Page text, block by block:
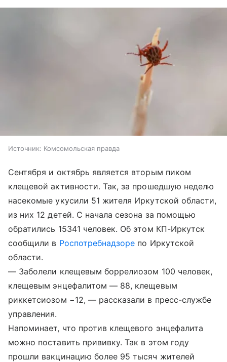
Источник: Комсомольская правда
Сентября и октябрь является вторым пиком
клещевой активности. Так, за прошедшую неделю
насекомые укусили 51 жителя Иркутской области,
из них 12 детей. С начала сезона за помощью
обратились 15341 человек. Об этом КП-Иркутск
сообщили в Роспотребнадзоре по Иркутской
области.
— Заболели клещевым боррелиозом 100 человек,
клещевым энцефалитом — 88, клещевым
риккетсиозом −12, — рассказали в пресс-службе
управления.
Напоминает, что против клещевого энцефалита
можно поставить прививку. Так в этом году
прошли вакцинацию более 95 тысяч жителей